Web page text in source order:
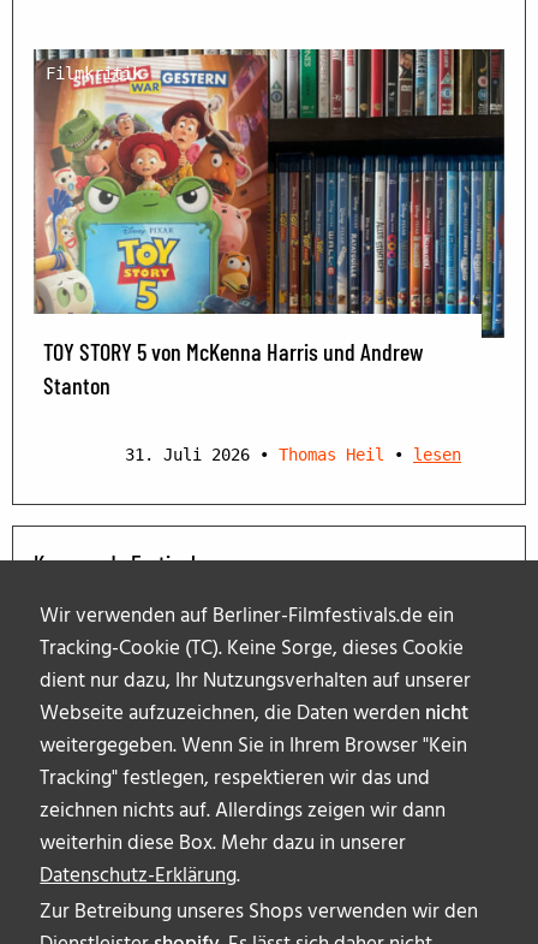
Wir verwenden auf Berliner-Filmfestivals.de ein
Tracking-Cookie (TC). Keine Sorge, dieses Cookie
dient nur dazu, Ihr Nutzungsverhalten auf unserer
Webseite aufzuzeichnen, die Daten werden nicht
weitergegeben. Wenn Sie in Ihrem Browser "Kein
Tracking" festlegen, respektieren wir das und
zeichnen nichts auf. Allerdings zeigen wir dann
weiterhin diese Box. Mehr dazu in unserer
Datenschutz-Erklärung.
Zur Betreibung unseres Shops verwenden wir den
Filmkritik
TOY STORY 5 von McKenna Harris und Andrew
Stanton
31. Juli 2026 • Thomas Heil • lesen
Kommende Festivals